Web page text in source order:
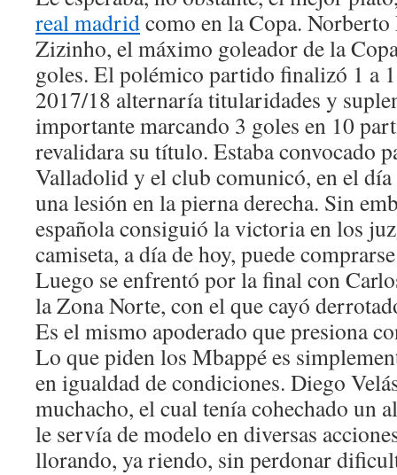
real madridcomo en la Copa.
Zizinho, el máximo goleador de la
goles. El polémico partido finalizó 1 a
2017/18 alternaría titularidades y
importante marcando 3 goles en 10
revalidara su título. Estaba convocado
Valladolid y el club comunicó, en el
una lesión en la pierna derecha. Sin
española consiguió la victoria en los
camiseta, a día de hoy, puede
Luego se enfrentó por la final con
la Zona Norte, con el que cayó
Es el mismo apoderado que presiona
Lo que piden los Mbappé es
en igualdad de condiciones. Diego
muchacho, el cual tenía cohechado un
le servía de modelo en diversas
llorando, ya riendo, sin perdonar